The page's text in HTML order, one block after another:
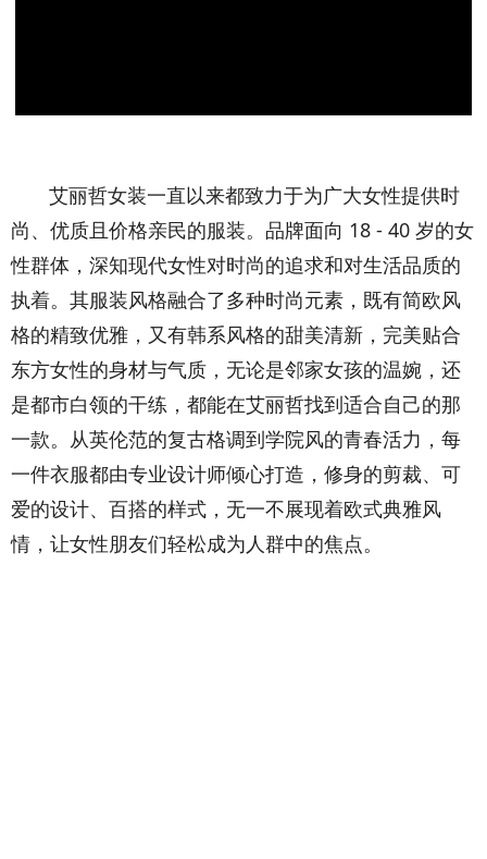
艾丽哲女装一直以来都致力于为广大女性提供时
尚、优质且价格亲民的服装。品牌面向 18 - 40 岁的女
性群体，深知现代女性对时尚的追求和对生活品质的
执着。其服装风格融合了多种时尚元素，既有简欧风
格的精致优雅，又有韩系风格的甜美清新，完美贴合
东方女性的身材与气质，无论是邻家女孩的温婉，还
是都市白领的干练，都能在艾丽哲找到适合自己的那
一款。从英伦范的复古格调到学院风的青春活力，每
一件衣服都由专业设计师倾心打造，修身的剪裁、可
爱的设计、百搭的样式，无一不展现着欧式典雅风
情，让女性朋友们轻松成为人群中的焦点。